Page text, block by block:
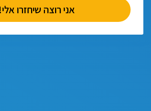
אני רוצה שיחזרו אלי!